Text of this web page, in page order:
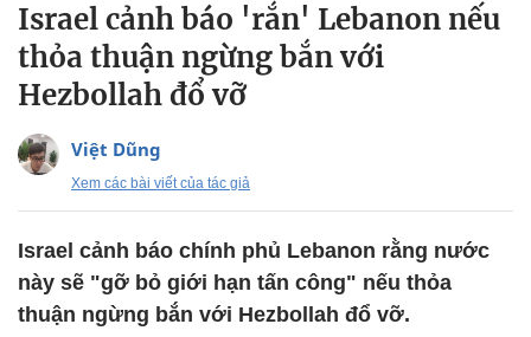
Israel cảnh báo 'rắn' Lebanon nếu
thỏa thuận ngừng bắn với
Hezbollah đổ vỡ
Việt Dũng
Xem các bài viết của tác giả
Israel cảnh báo chính phủ Lebanon rằng nước
này sẽ "gỡ bỏ giới hạn tấn công" nếu thỏa
thuận ngừng bắn với Hezbollah đổ vỡ.